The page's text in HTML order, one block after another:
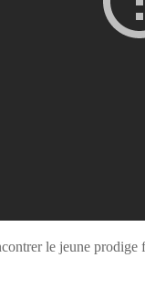
le jeune